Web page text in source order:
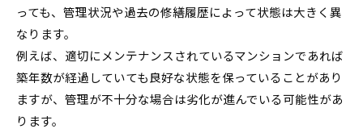
っても、管理状況や過去の修繕履歴によって状態は大きく異
なります。
例えば、適切にメンテナンスされているマンションであれば
築年数が経過していても良好な状態を保っていることがあり
ますが、管理が不十分な場合は劣化が進んでいる可能性があ
ります。